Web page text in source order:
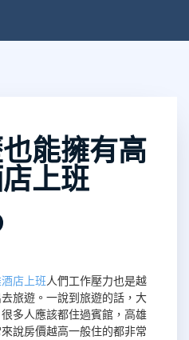
能擁有高
上班
店上班人們工作壓力也是越
旅遊。一說到旅遊的話，大
多人應該都住過賓館，高雄
說房價越高一般住的都非常